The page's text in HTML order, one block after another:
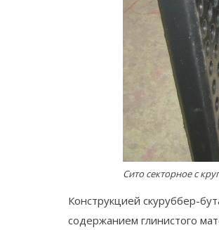
Сито секторное с
Конструкцией скуруббер-
содержанием глинистого